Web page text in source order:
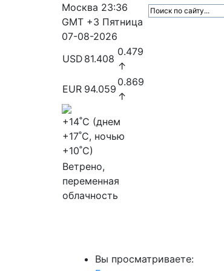
Москва 23:36
GMT +3 Пятница
07-08-2026
USD 81.408
0.479
↑
EUR 94.059
0.869
↑
+14˚C (днем
+17˚C, ночью
+10˚C)
Ветрено,
переменная
облачность
Вы просматриваете: